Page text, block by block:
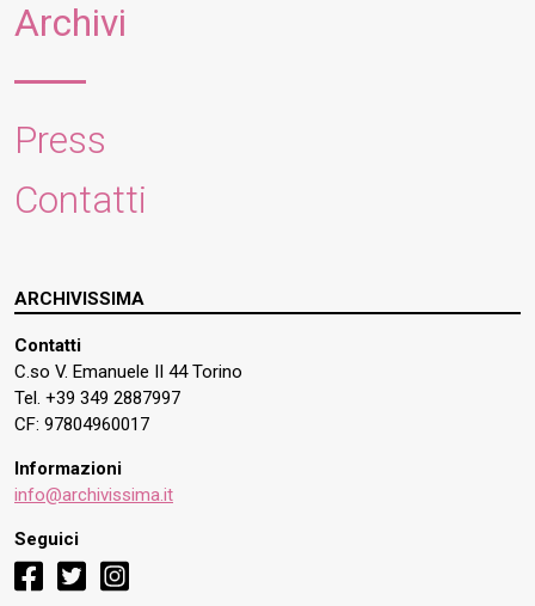
Archivi
Press
Contatti
ARCHIVISSIMA
Contatti
C.so V. Emanuele II 44 Torino
Tel. +39 349 2887997
CF: 97804960017
Informazioni
info@archivissima.it
Seguici